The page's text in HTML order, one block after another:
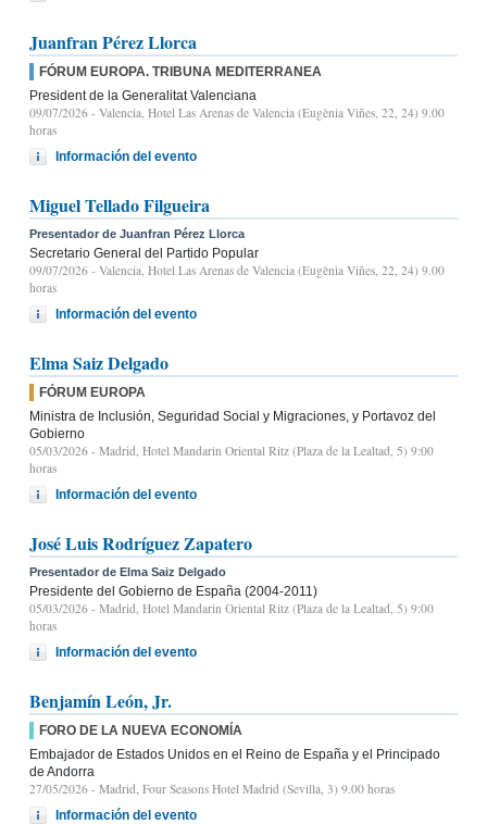
Juanfran Pérez Llorca
FÓRUM EUROPA. TRIBUNA MEDITERRANEA
President de la Generalitat Valenciana
09/07/2026 - Valencia, Hotel Las Arenas de Valencia (Eugènia Viñes, 22, 24) 9.00
horas
Información del evento
Miguel Tellado Filgueira
Presentador de Juanfran Pérez Llorca
Secretario General del Partido Popular
09/07/2026 - Valencia, Hotel Las Arenas de Valencia (Eugènia Viñes, 22, 24) 9.00
horas
Información del evento
Elma Saiz Delgado
FÓRUM EUROPA
Ministra de Inclusión, Seguridad Social y Migraciones, y Portavoz del
Gobierno
05/03/2026 - Madrid, Hotel Mandarin Oriental Ritz (Plaza de la Lealtad, 5) 9:00
horas
Información del evento
José Luis Rodríguez Zapatero
Presentador de Elma Saiz Delgado
Presidente del Gobierno de España (2004-2011)
05/03/2026 - Madrid, Hotel Mandarin Oriental Ritz (Plaza de la Lealtad, 5) 9:00
horas
Información del evento
Benjamín León, Jr.
FORO DE LA NUEVA ECONOMÍA
Embajador de Estados Unidos en el Reino de España y el Principado
de Andorra
27/05/2026 - Madrid, Four Seasons Hotel Madrid (Sevilla, 3) 9.00 horas
Información del evento